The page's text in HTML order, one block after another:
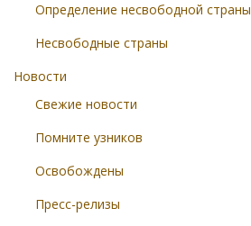
Определение несвободной страны
Несвободные страны
Новости
Свежие новости
Помните узников
Освобождены
Пресс-релизы